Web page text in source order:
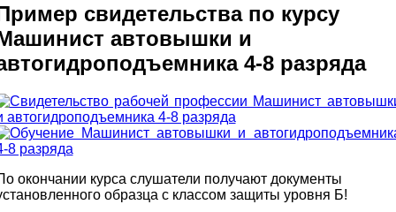
свидетельства по курсу
автовышки и
4-8 разряда
окончании курса слушатели получают документы
образца с классом защиты уровня Б!